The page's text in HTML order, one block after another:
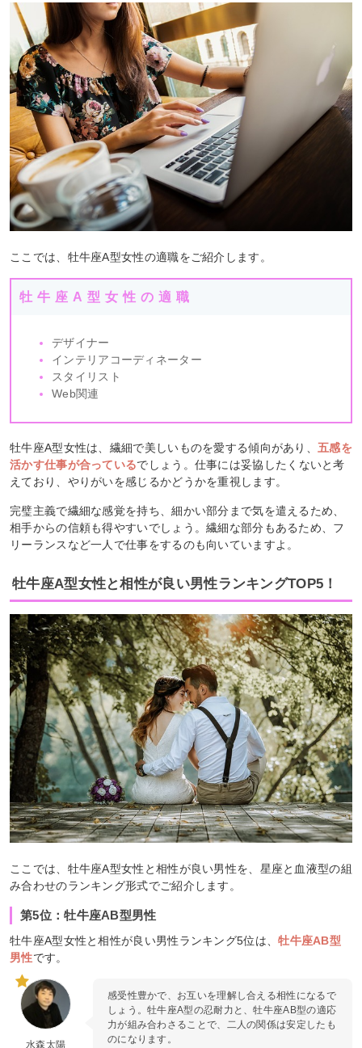
ここでは、牡牛座A型女性の適職をご紹介します。
牡牛座A型女性の適職
デザイナー
インテリアコーディネーター
スタイリスト
Web関連
牡牛座A型女性は、繊細で美しいものを愛する傾向があり、五感を
活かす仕事が合っているでしょう。仕事には妥協したくないと考
えており、やりがいを感じるかどうかを重視します。
完璧主義で繊細な感覚を持ち、細かい部分まで気を遣えるため、
相手からの信頼も得やすいでしょう。繊細な部分もあるため、フ
リーランスなど一人で仕事をするのも向いていますよ。
牡牛座A型女性と相性が良い男性ランキングTOP5！
ここでは、牡牛座A型女性と相性が良い男性を、星座と血液型の組
み合わせのランキング形式でご紹介します。
第5位：牡牛座AB型男性
牡牛座A型女性と相性が良い男性ランキング5位は、牡牛座AB型
男性です。
水森太陽
感受性豊かで、お互いを理解し合える相性になるで
しょう。牡牛座A型の忍耐力と、牡牛座AB型の適応
力が組み合わさることで、二人の関係は安定したも
のになります。